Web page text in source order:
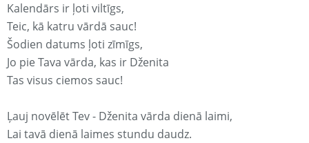
Kalendārs ir ļoti viltīgs,
Teic, kā katru vārdā sauc!
Šodien datums ļoti zīmīgs,
Jo pie Tava vārda, kas ir Dženita
Tas visus ciemos sauc!
Ļauj novēlēt Tev - Dženita vārda dienā laimi,
Lai tavā dienā laimes stundu daudz.